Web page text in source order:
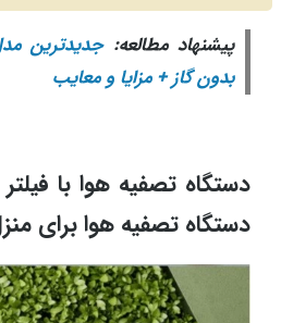
پیشنهاد مطالعه: جدیدترین
بدون گاز + مزایا و معایب
دستگاه‌ تصفیه هوا با
دستگاه تصفیه هوا برای